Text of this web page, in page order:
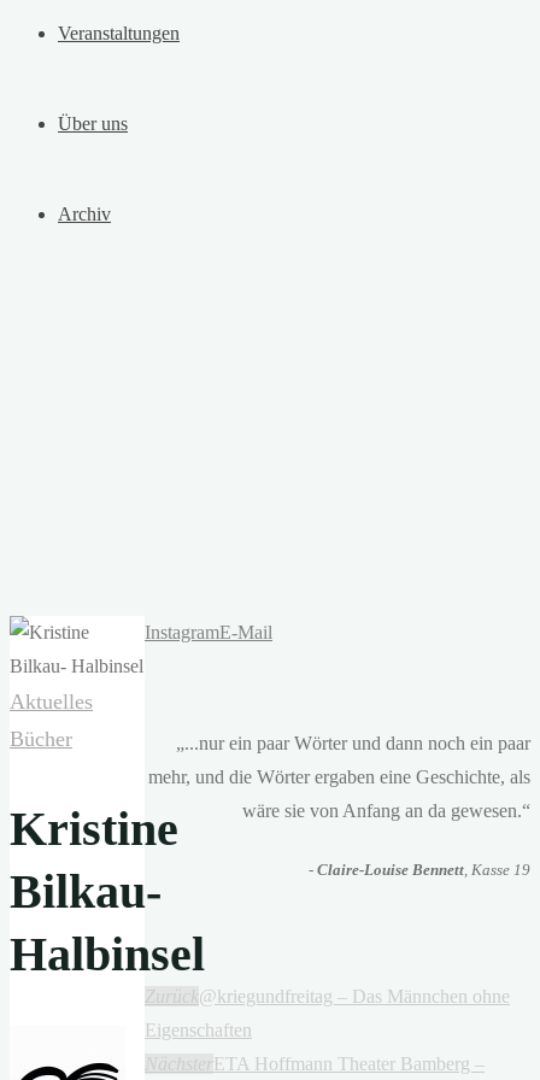
Veranstaltungen
Über uns
Archiv
Aktuelles
Bücher
Kristine
Bilkau-
Halbinsel
InstagramE-Mail
„...nur ein paar Wörter und dann noch ein paar
mehr, und die Wörter ergaben eine Geschichte, als
wäre sie von Anfang an da gewesen.“
- Claire-Louise Bennett, Kasse 19
Zurück@kriegundfreitag – Das Männchen ohne
Eigenschaften
NächsterETA Hoffmann Theater Bamberg –